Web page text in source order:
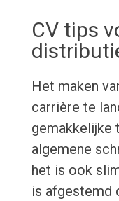
CV tips
Het maken
carrière te
gemakkelijke
algemene
het is ook
is afgestemd